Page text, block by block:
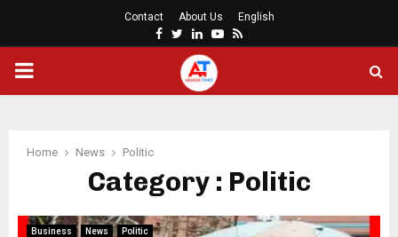
Contact About Us English
Facebook
Twitter
LinkedinYoutube
Rss
PRIMARY
Home News Politic
Category : Politic
Business News Politic